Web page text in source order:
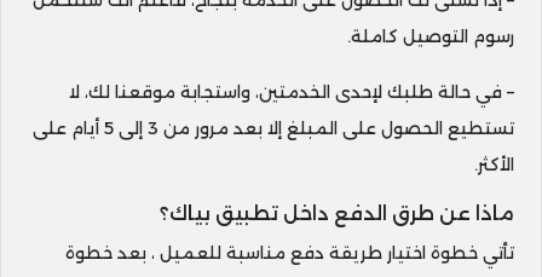
رسوم التوصيل كاملة.
– في حالة طلبك لإحدى الخدمتين، واستجابة موقعنا لك، لا
تستطيع الحصول على المبلغ إلا بعد مرور من 3 إلى 5 أيام على
الأكثر.
ماذا عن طرق الدفع داخل تطبيق بياك؟
تأتي خطوة اختيار طريقة دفع مناسبة للعميل ، بعد خطوة